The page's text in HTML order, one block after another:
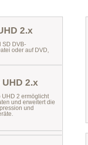
2.x
SD DVB-
oder auf DVD,
2.x
UHD 2 ermöglicht
und erweitert die
und